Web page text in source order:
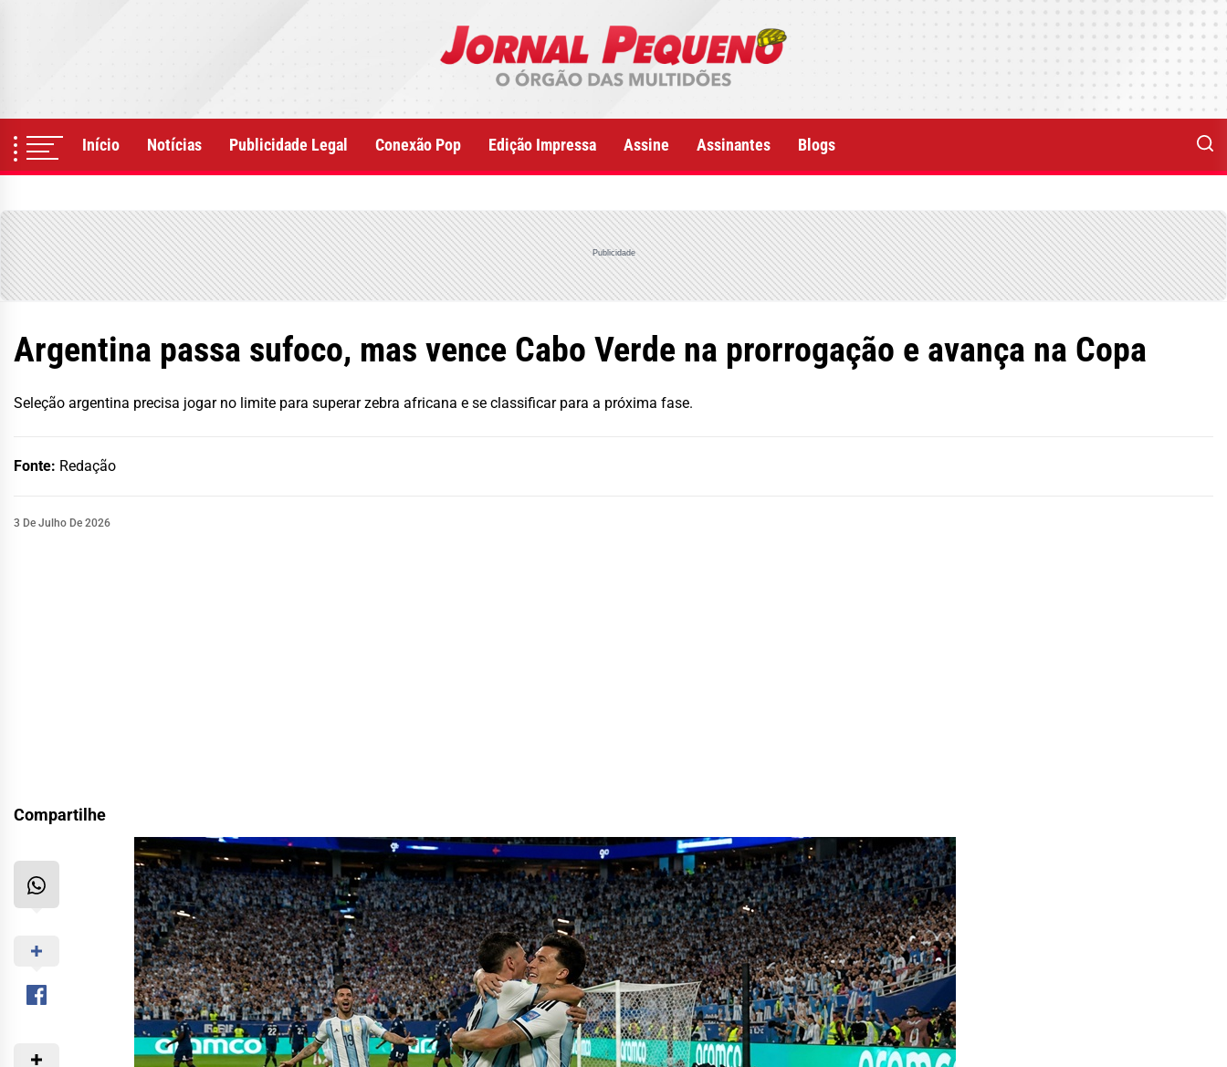
Início Notícias Publicidade Legal Conexão Pop Edição Impressa Assine Assinantes Blogs
Publicidade
Argentina passa sufoco, mas vence Cabo Verde na prorrogação e avança na Copa
Seleção argentina precisa jogar no limite para superar zebra africana e se classificar para a próxima fase.
Fonte: Redação
3 De Julho De 2026
Compartilhe